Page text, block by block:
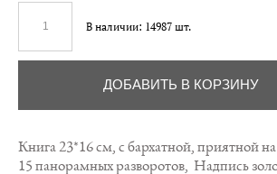
В наличии: 14987шт.
ДОБАВИТЬ В КОРЗИНУ
Книга 23*16 см, с бархатной, приятной
15 панорамных разворотов, Надпись